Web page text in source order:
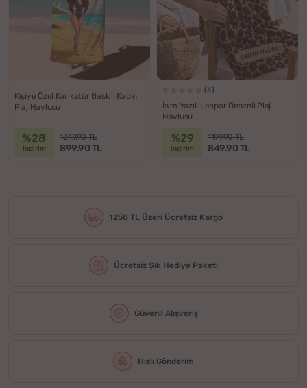
Kişiye Özel Karikatür Baskılı Kadın
Plaj Havlusu
%28
indirim
1249.90 TL
899.90 TL
(4)
İsim Yazılı Leopar Desenli Plaj
Havlusu
%29
indirim
1199.90 TL
849.90 TL
1250 TL Üzeri Ücretsiz Kargo
Ücretsiz Şık Hediye Paketi
Güvenli Alışveriş
Hızlı Gönderim